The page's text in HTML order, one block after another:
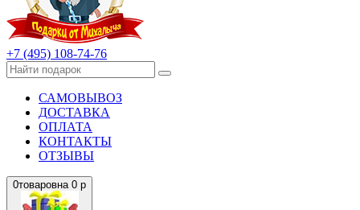
+7 (495) 108-74-76
САМОВЫВОЗ
ДОСТАВКА
ОПЛАТА
КОНТАКТЫ
ОТЗЫВЫ
0товаровна 0 р